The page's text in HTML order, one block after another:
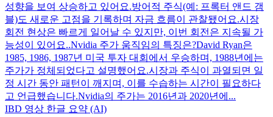
성향을 보여 상승하고 있어요.방어적 주식(예: 프록터 앤드 갬
블)도 새로운 고점을 기록하며 자금 흐름이 관찰됐어요.시장
회전 현상은 빠르게 일어날 수 있지만, 이번 회전은 지속될 가
능성이 있어요..Nvidia 주가 움직임의 특징은?David Ryan은
1985, 1986, 1987년 미국 투자 대회에서 우승하며, 1988년에는
주가가 정체되었다고 설명했어요.시장과 주식이 과열되면 일
정 시간 동안 패턴이 깨지며, 이를 수습하는 시간이 필요하다
고 언급했습니다.Nvidia의 주가는 2016년과 2020년에...
IBD 영상 한글 요약 (AI)